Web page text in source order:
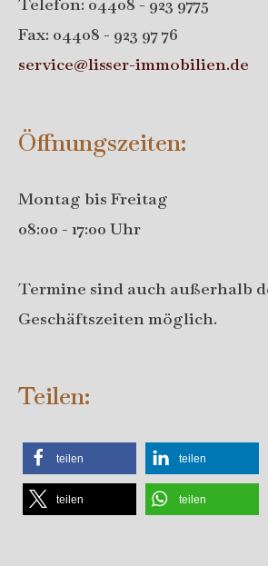
Telefon: 04408 - 923 9775
Fax: 04408 - 923 97 76
service@lisser-immobilien.de
Öffnungszeiten:
Montag bis Freitag
08:00 - 17:00 Uhr
Termine sind auch außerhalb
Geschäftszeiten möglich.
Teilen:
teilen teilen
teilen teilen